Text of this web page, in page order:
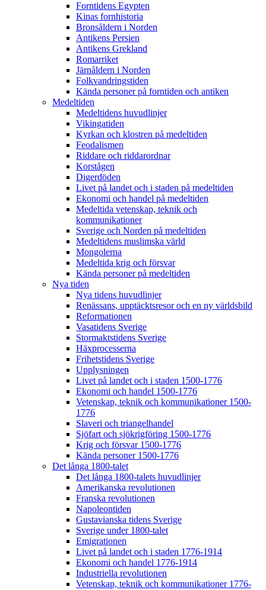
Forntidens Egypten
Kinas fornhistoria
Bronsåldern i Norden
Antikens Persien
Antikens Grekland
Romarriket
Järnåldern i Norden
Folkvandringstiden
Kända personer på forntiden och antiken
Medeltiden
Medeltidens huvudlinjer
Vikingatiden
Kyrkan och klostren på medeltiden
Feodalismen
Riddare och riddarordnar
Korstågen
Digerdöden
Livet på landet och i staden på medeltiden
Ekonomi och handel på medeltiden
Medeltida vetenskap, teknik och
kommunikationer
Sverige och Norden på medeltiden
Medeltidens muslimska värld
Mongolerna
Medeltida krig och försvar
Kända personer på medeltiden
Nya tiden
Nya tidens huvudlinjer
Renässans, upptäcktsresor och en ny världsbild
Reformationen
Vasatidens Sverige
Stormaktstidens Sverige
Häxprocesserna
Frihetstidens Sverige
Upplysningen
Livet på landet och i staden 1500-1776
Ekonomi och handel 1500-1776
Vetenskap, teknik och kommunikationer 1500-
1776
Slaveri och triangelhandel
Sjöfart och sjökrigföring 1500-1776
Krig och försvar 1500-1776
Kända personer 1500-1776
Det långa 1800-talet
Det långa 1800-talets huvudlinjer
Amerikanska revolutionen
Franska revolutionen
Napoleontiden
Gustavianska tidens Sverige
Sverige under 1800-talet
Emigrationen
Livet på landet och i staden 1776-1914
Ekonomi och handel 1776-1914
Industriella revolutionen
Vetenskap, teknik och kommunikationer 1776-